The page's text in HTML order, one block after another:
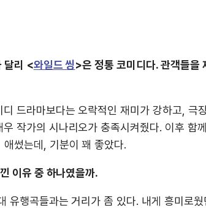
달리 <와일드 씽>은 정통 코미디다. 관객들을
드라마보다는 오락적인 재미가 강하고, 극
작가의 시나리오가 충족시켜줬다. 이후 함
썼는데, 기분이 꽤 좋았다.
이유 중 하나였을까.
유행곡들과는 거리가 좀 있다. 내게 흥미로